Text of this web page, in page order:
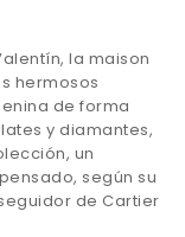
la maison
hermosos
de forma
y diamantes,
un
según su
de Cartier